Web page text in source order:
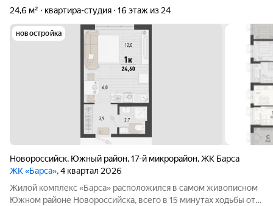
24,6 м²
квартира-студия 16 этаж из 24
новостройка
Новороссийск, Южный район,17-й микрорайон,ЖК Барса
ЖК «Барса», 4 квартал 2026
Жилой комплекс «Барса» расположился в самом живописном
Южном районе Новороссийска, всего в 15 минутах ходьбы от